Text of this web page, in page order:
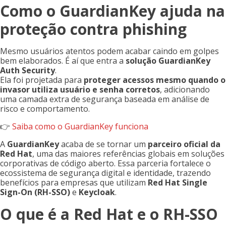
Como o GuardianKey ajuda na
proteção contra phishing
Mesmo usuários atentos podem acabar caindo em golpes
bem elaborados. É aí que entra a solução GuardianKey
Auth Security.
Ela foi projetada para proteger acessos mesmo quando o
invasor utiliza usuário e senha corretos, adicionando
uma camada extra de segurança baseada em análise de
risco e comportamento.
👉 Saiba como o GuardianKey funciona
A GuardianKeyacaba de se tornar um parceiro oficial da
Red Hat, uma das maiores referências globais em soluções
corporativas de código aberto. Essa parceria fortalece o
ecossistema de segurança digital e identidade, trazendo
benefícios para empresas que utilizam Red Hat Single
Sign-On (RH-SSO)e Keycloak.
O que é a Red Hat e o RH-SSO